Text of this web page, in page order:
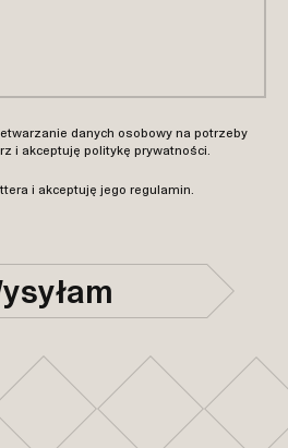
danych osobowy na potrzeby
i akceptuję politykę prywatności.
i akceptuję jego regulamin.